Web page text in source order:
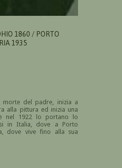
1860 / PORTO
1935
del padre, inizia a
alla pittura ed inizia una
nel 1922 lo portano lo
in Italia, dove a Porto
dove vive fino alla sua